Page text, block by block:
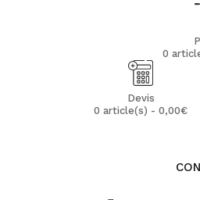
0
Devis
0 article(s) - 0,00€